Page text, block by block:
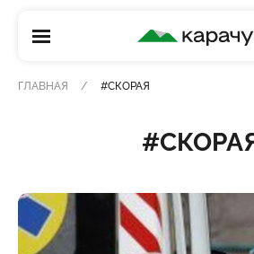
КАРАЧУН
ГЛАВНАЯ #СКОРАЯ